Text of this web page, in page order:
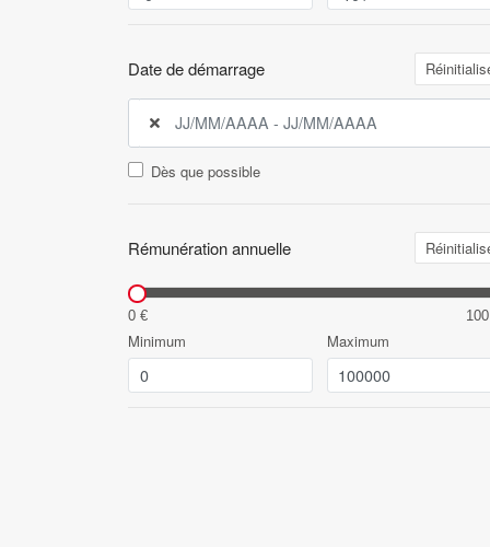
Date de démarrage
Dès que possible
Rémunération annuelle
0 €
Minimum Maximum